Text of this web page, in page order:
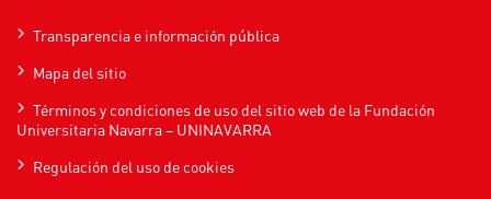
Transparencia e información pública
Mapa del sitio
Términos y condiciones de uso del sitio web de la Fundación
Universitaria Navarra – UNINAVARRA
Regulación del uso de cookies